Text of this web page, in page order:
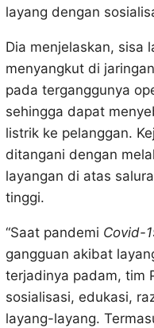
layang dengan
Dia menjelaskan, sisa
menyangkut di
pada terganggunya
sehingga dapat
listrik ke pelanggan.
ditangani dengan
layangan di atas
tinggi.
“Saat pandemi Covid-
gangguan akibat
terjadinya padam, tim
sosialisasi, edukasi,
layang-layang.